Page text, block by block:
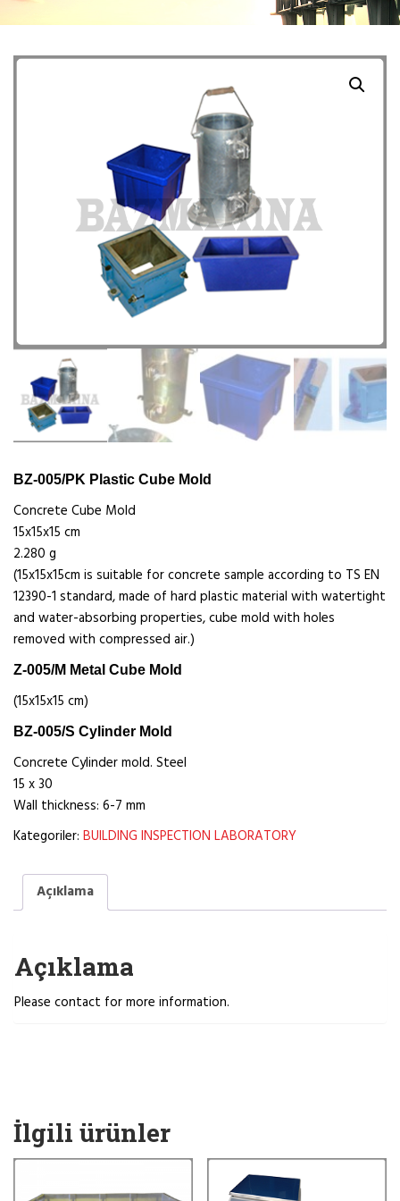
BZ-005/PK Plastic Cube Mold
Concrete Cube Mold
15x15x15 cm
2.280 g
(15x15x15cm is suitable for concrete sample according to TS EN
12390-1 standard, made of hard plastic material with watertight
and water-absorbing properties, cube mold with holes
removed with compressed air.)
Z-005/M Metal Cube Mold
(15x15x15 cm)
BZ-005/S Cylinder Mold
Concrete Cylinder mold. Steel
15 x 30
Wall thickness: 6-7 mm
Kategoriler: BUILDING INSPECTION LABORATORY
Açıklama
Açıklama
Please contact for more information.
İlgili ürünler